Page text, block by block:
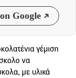
Google
γέμιση
να
με υλικά